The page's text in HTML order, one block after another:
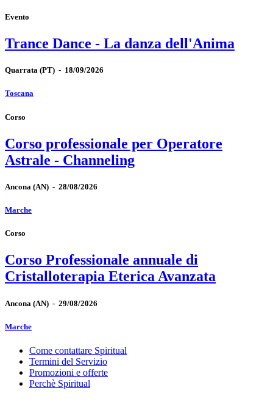
Evento
Trance Dance - La danza dell'Anima
Quarrata (PT) - 18/09/2026
Toscana
Corso
Corso professionale per Operatore
Astrale - Channeling
Ancona (AN) - 28/08/2026
Marche
Corso
Corso Professionale annuale di
Cristalloterapia Eterica Avanzata
Ancona (AN) - 29/08/2026
Marche
Come contattare Spiritual
Termini del Servizio
Promozioni e offerte
Perchè Spiritual